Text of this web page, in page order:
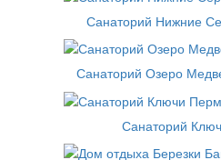
Санаторий Нижние
Санаторий Озеро
Санаторий